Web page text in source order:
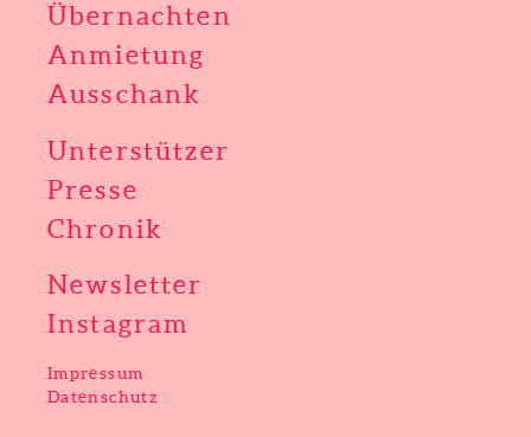
Übernachten
Anmietung
Ausschank
Unterstützer
Presse
Chronik
Newsletter
Instagram
Impressum
Datenschutz